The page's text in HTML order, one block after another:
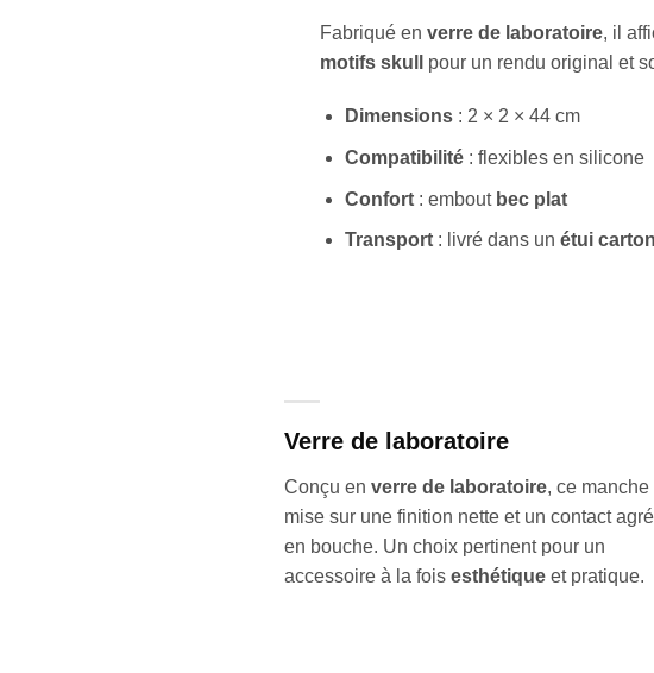
Fabriqué en verre de laboratoire, il
motifs skull
pour un rendu original et
Dimensions: 2 × 2 × 44 cm
Compatibilité: flexibles en silicone
Confort: embout bec plat
Transport: livré dans un étui
Verre de laboratoire
Conçu en verre de laboratoire, ce manche
mise sur une finition nette et un contact
en bouche. Un choix pertinent pour un
accessoire à la fois esthétique et pratique.